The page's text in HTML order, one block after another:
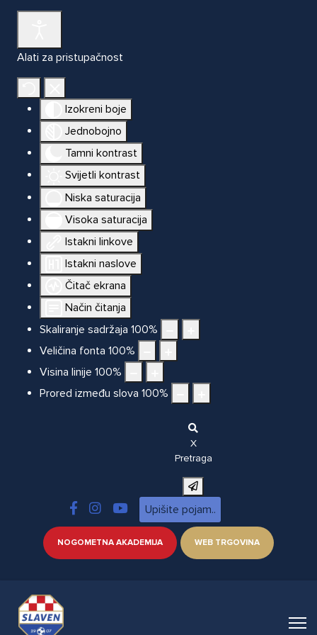
Alati za pristupačnost
Izokreni boje
Jednobojno
Tamni kontrast
Svijetli kontrast
Niska saturacija
Visoka saturacija
Istakni linkove
Istakni naslove
Čitač ekrana
Način čitanja
Skaliranje sadržaja 100%
Veličina fonta 100%
Visina linije 100%
Prored između slova 100%
X
Pretraga
NOGOMETNA AKADEMIJA WEB TRGOVINA